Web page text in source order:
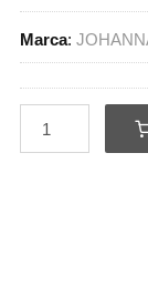
Marca: